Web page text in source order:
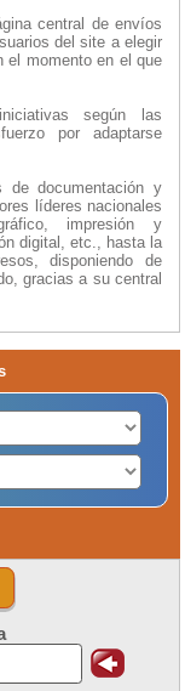
central de envíos
del site a elegir
el momento en el que
según las
por adaptarse
de documentación y
líderes nacionales
impresión y
digital, etc., hasta la
disponiendo de
gracias a su central